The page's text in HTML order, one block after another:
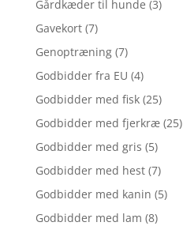
Gårdkæder til hunde (3)
Gavekort (7)
Genoptræning (7)
Godbidder fra EU (4)
Godbidder med fisk (25)
Godbidder med fjerkræ (25)
Godbidder med gris (5)
Godbidder med hest (7)
Godbidder med kanin (5)
Godbidder med lam (8)